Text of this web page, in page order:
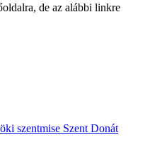
de az alábbi linkre
szentmise Szent Donát